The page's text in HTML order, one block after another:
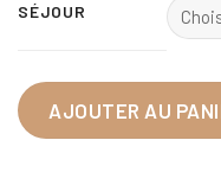
SÉJOUR
AJOUTER AU